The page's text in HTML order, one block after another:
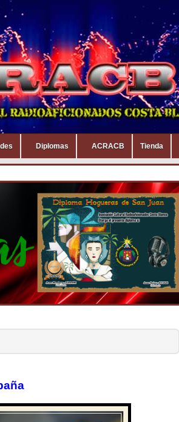
Diplomas ACRACB Tienda